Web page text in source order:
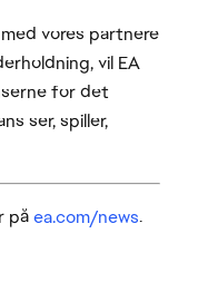
vores partnere
vil EA
for det
ser, spiller,
påea.com/news.